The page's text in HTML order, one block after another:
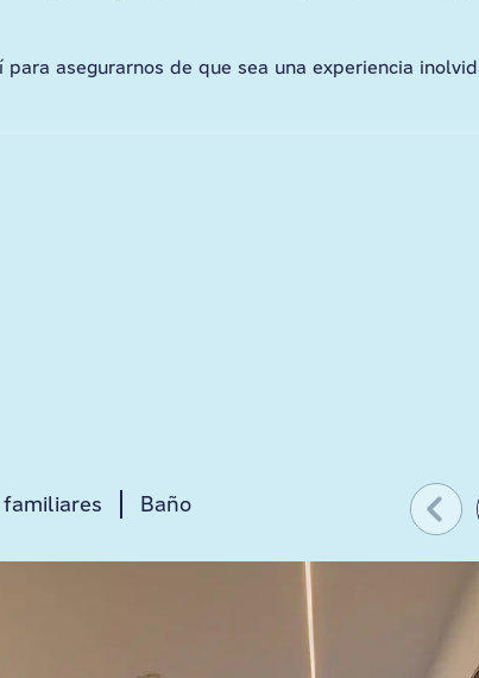
asegurarnos de que sea una experiencia
Baño